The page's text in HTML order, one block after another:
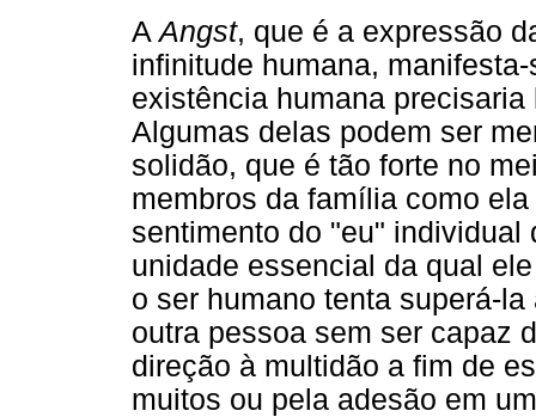
AAngst, que é a expressão
infinitude humana,
existência humana
Algumas delas podem ser
solidão, que é tão forte no
membros da família como
sentimento do "eu"
unidade essencial da qual
o ser humano tenta superá-
outra pessoa sem ser capaz
direção à multidão a fim de
muitos ou pela adesão em